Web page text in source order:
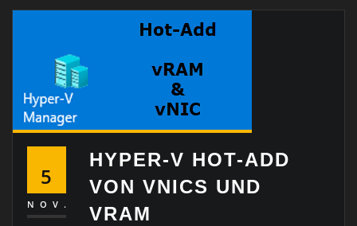
5
NOV.
HYPER-V HOT-ADD
VON VNICS UND
VRAM